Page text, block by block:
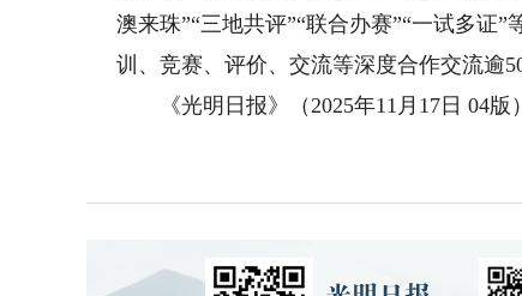
澳来珠”“三地共评”“联合办赛”“一试多证
训、竞赛、评价、交流等深度合作交流逾
《光明日报》（2025年11月17日 04版）